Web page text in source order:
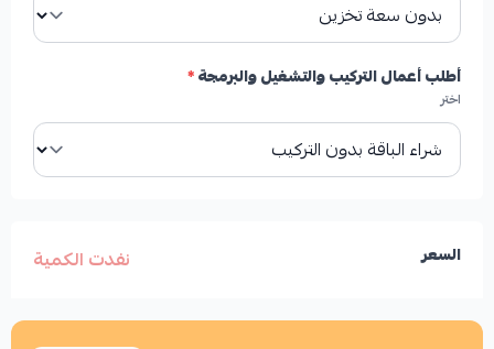
أطلب أعمال التركيب والتشغيل والبرمجة*
اختر
السعر نفدت الكمية